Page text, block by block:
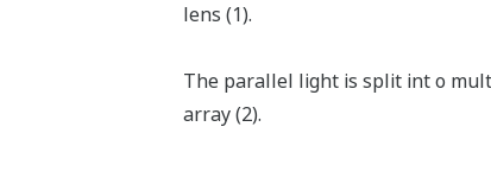
lens (1).
The parallel light is split int o
array (2).